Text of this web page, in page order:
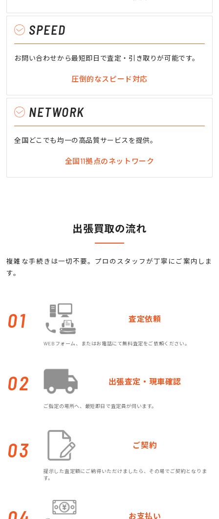
SPEED
お問い合わせから最短即日で査定・引き取りが可能です。
圧倒的なスピード対応
NETWORK
全国どこでも均一の高品質サービスを提供。
全国11拠点のネットワーク
出張買取の流れ
複雑な手続きは一切不要。プロのスタッフが丁寧にご案内しま
す。
01 査定依頼
WEBフォーム、またはお電話にて無料査定をご依頼ください。
02 出張査定・現車確認
ご指定の場所へ、最短即日で査定員が伺います。
03 ご契約
提示した査定額にご納得いただけましたら、その場でご契約となりま
す。
お支払い